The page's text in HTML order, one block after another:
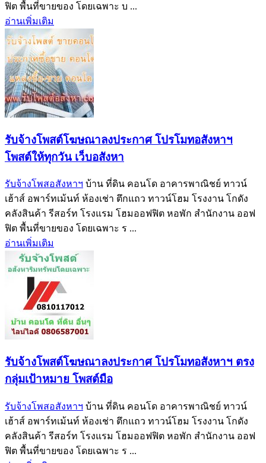
ฟิต พื้นที่ขายของ โดยเฉพาะ บ ...
อ่านเพิ่มเติม
รับจ้างโพสต์โฆษณาลงประกาศ โปรโมทอสังหาฯ
โพสต์ให้ทุกวัน เว็บอสังหา
รับจ้างโพสอสังหาฯ บ้าน ที่ดิน คอนโด อาคารพาณิชย์ ทาวน์
เฮ้าส์ อพาร์ทเม้นท์ ห้องเช่า ตึกแถว ทาวน์โฮม โรงงาน โกดัง
คลังสินค้า รีสอร์ท โรงแรม โฮมออฟฟิต หอพัก สำนักงาน ออฟ
ฟิต พื้นที่ขายของ โดยเฉพาะ ร ...
อ่านเพิ่มเติม
รับจ้างโพสต์โฆษณาลงประกาศ โปรโมทอสังหาฯ ตรง
กลุ่มเป้าหมาย โพสต์มือ
รับจ้างโพสอสังหาฯ บ้าน ที่ดิน คอนโด อาคารพาณิชย์ ทาวน์
เฮ้าส์ อพาร์ทเม้นท์ ห้องเช่า ตึกแถว ทาวน์โฮม โรงงาน โกดัง
คลังสินค้า รีสอร์ท โรงแรม โฮมออฟฟิต หอพัก สำนักงาน ออฟ
ฟิต พื้นที่ขายของ โดยเฉพาะ ร ...